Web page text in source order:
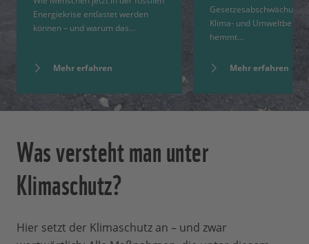
Energiekrise entlastet werden
können – und warum das…
Mehr erfahren
Klima- und
hemmt…
Mehr erfahren
Was versteht man unter
Klimaschutz?
Hier setzt der Klimaschutz an – und zwar